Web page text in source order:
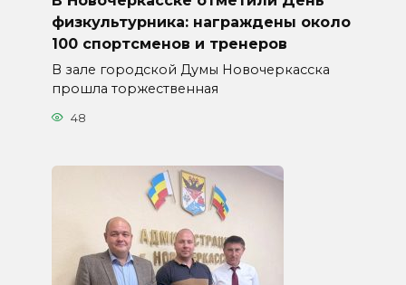
физкультурника: награждены около
100 спортсменов и тренеров
В зале городской Думы Новочеркасска
прошла торжественная
48